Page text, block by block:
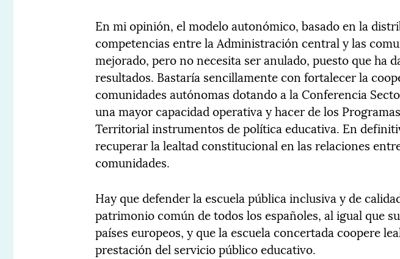
En mi opinión, el modelo autonómico, basado en la
competencias entre la Administración central y las
mejorado, pero no necesita ser anulado, puesto que ha
resultados. Bastaría sencillamente con fortalecer la
comunidades autónomas dotando a la Conferencia
una mayor capacidad operativa y hacer de los
Territorial instrumentos de política educativa. En
recuperar la lealtad constitucional en las relaciones
comunidades.
Hay que defender la escuela pública inclusiva y de
patrimonio común de todos los españoles, al igual que
países europeos, y que la escuela concertada coopere
prestación del servicio público educativo.